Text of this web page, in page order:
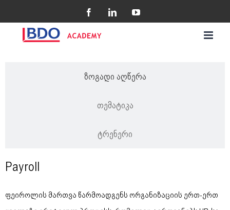
to
FacebookLinkedInYouTube
ზოგადი აღწერა
თემატიკა
ტრენერი
Payroll
ფეიროლის მართვა წარმოადგენს ორგანიზაციის ერთ-ერთ